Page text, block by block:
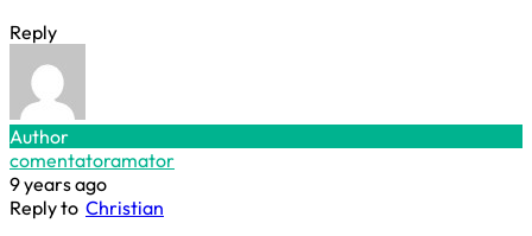
Reply
Author
comentatoramator
9 years ago
Reply to Christian